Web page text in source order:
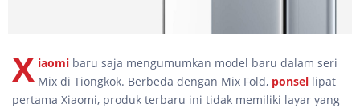
X iaomi baru saja mengumumkan model baru dalam seri
Mix di Tiongkok. Berbeda dengan Mix Fold, ponsel lipat
pertama Xiaomi, produk terbaru ini tidak memiliki layar yang